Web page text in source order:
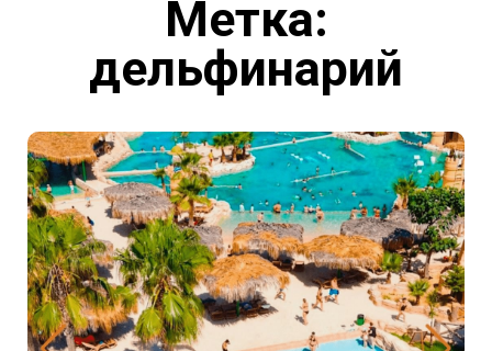
Метка:
дельфинарий